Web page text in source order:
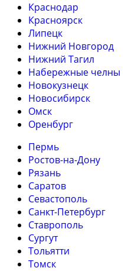
Краснодар
Красноярск
Липецк
Нижний Новгород
Нижний Тагил
Набережные челны
Новокузнецк
Новосибирск
Омск
Оренбург
Пермь
Ростов-на-Дону
Рязань
Саратов
Севастополь
Санкт-Петербург
Ставрополь
Сургут
Тольятти
Томск